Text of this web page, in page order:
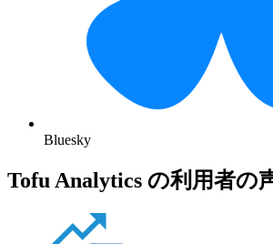
Bluesky
Tofu Analytics の利用者の